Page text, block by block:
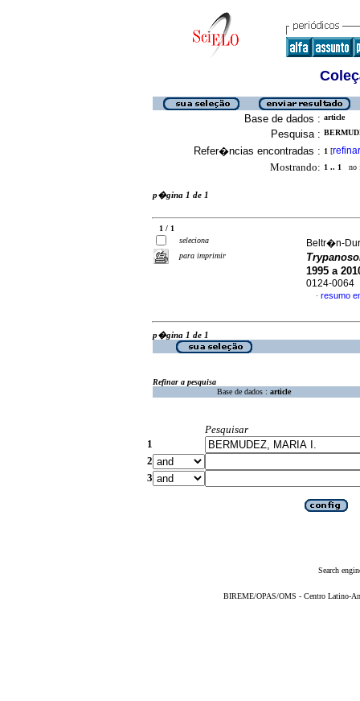
Base de dados : article
Pesquisa :
Refer�ncias encontradas : 1 [refinar
Mostrando: 1 .. 1 no
p�gina 1 de 1
1 / 1
seleciona
para imprimir
Beltr�n-
1995 a
0124-0064
· resumo
p�gina 1 de 1
Refinar a pesquisa
Base de dados : article
Pesquisar
1
2
3
Search
BIREME/OPAS/OMS - Centro Latino-